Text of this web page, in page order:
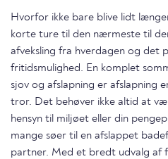
Hvorfor ikke bare blive lidt
korte ture til den nærmeste til
afveksling fra hverdagen og det
fritidsmulighed. En komplet
sjov og afslapning er afslapning
tror. Det behøver ikke altid at
hensyn til miljøet eller din
mange søer til en afslappet
partner. Med et bredt udvalg af